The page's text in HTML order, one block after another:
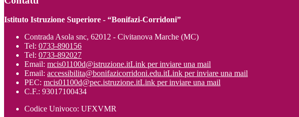
Istituto Istruzione Superiore - “Bonifazi-Corridoni”
Contrada Asola snc, 62012 - Civitanova Marche (MC)
Tel: 0733-890156
Tel: 0733-892027
Email: mcis01100d@istruzione.itLink per inviare una mail
Email: accessibilita@bonifazicorridoni.edu.itLink per inviare una mail
PEC: mcis01100d@pec.istruzione.itLink per inviare una mail
C.F.: 93017100434
Codice Univoco: UFXVMR